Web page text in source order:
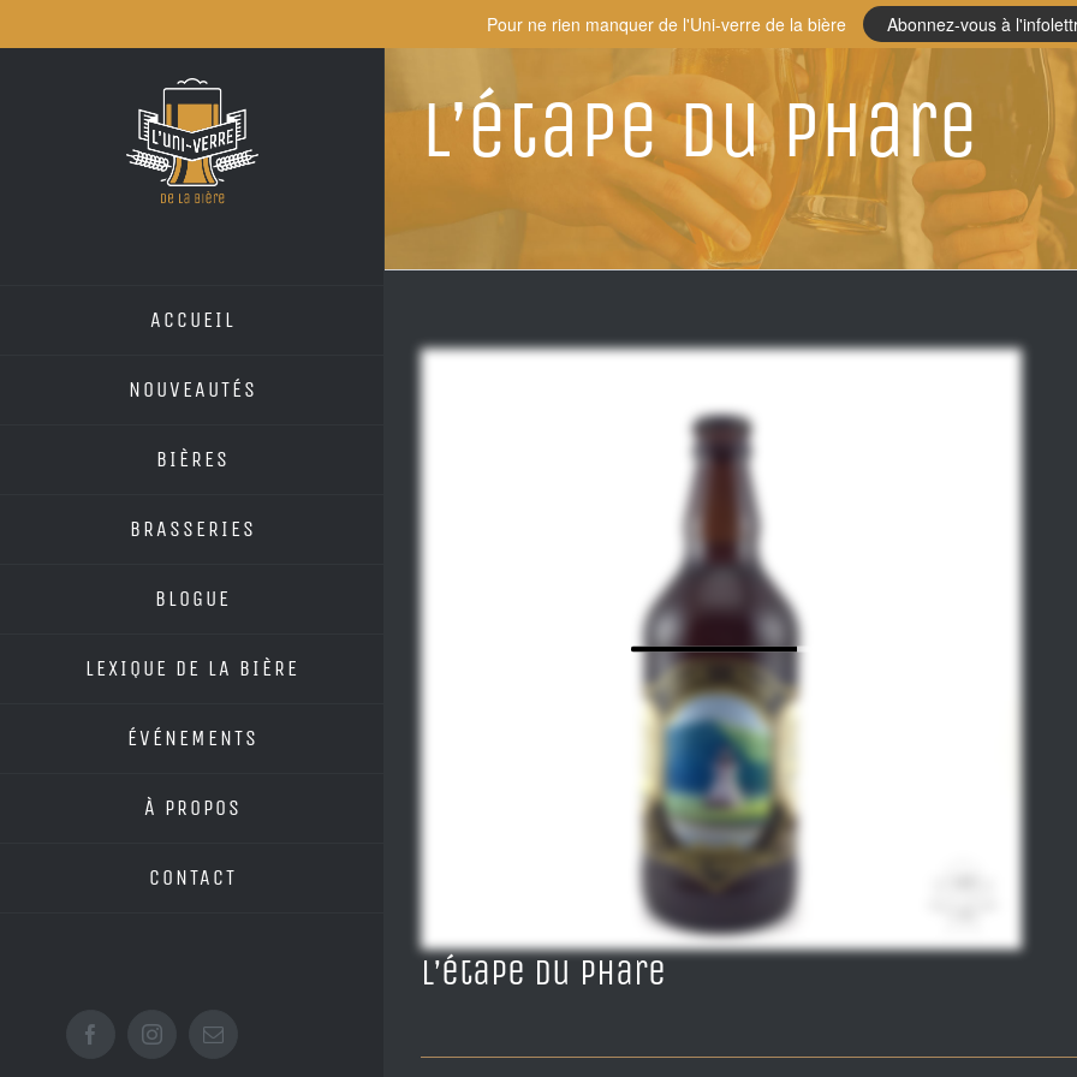
to
ACCUEIL
NOUVEAUTÉS
BIÈRES
BRASSERIES
BLOGUE
LEXIQUE DE LA BIÈRE
ÉVÉNEMENTS
À PROPOS
CONTACT
FacebookInstagramEmail
L’étape Du Phare
L’étape Du Phare
Pour ne rien manquer de l'Uni-verre de la bière Abonnez-vous à